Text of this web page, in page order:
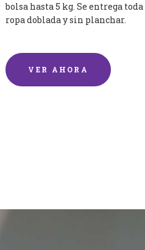
bolsa hasta 5 kg. Se entrega
ropa doblada y sin planchar.
VER AHORA